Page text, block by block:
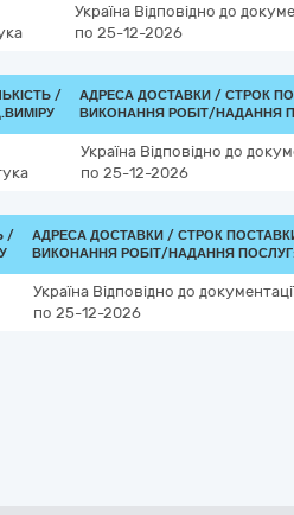
Україна Відповідно до
по 25-12-2026
/
АДРЕСА ДОСТАВКИ / СТРОК
ВИКОНАННЯ РОБІТ/НАДАННЯ
Україна Відповідно до
по 25-12-2026
/
АДРЕСА ДОСТАВКИ / СТРОК
ВИКОНАННЯ РОБІТ/НАДАННЯ
Україна Відповідно до
по 25-12-2026